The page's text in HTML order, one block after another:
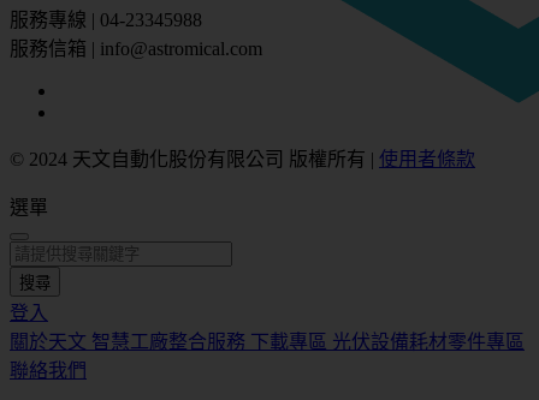
服務專線 | 04-23345988
服務信箱 | info@astromical.com
© 2024 天文自動化股份有限公司 版權所有 | 使用者條款
選單
搜尋
登入
關於天文 智慧工廠整合服務 下載專區 光伏設備耗材零件專區
聯絡我們